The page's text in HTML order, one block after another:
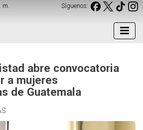
Síguenos:
abre convocatoria
a mujeres
de Guatemala